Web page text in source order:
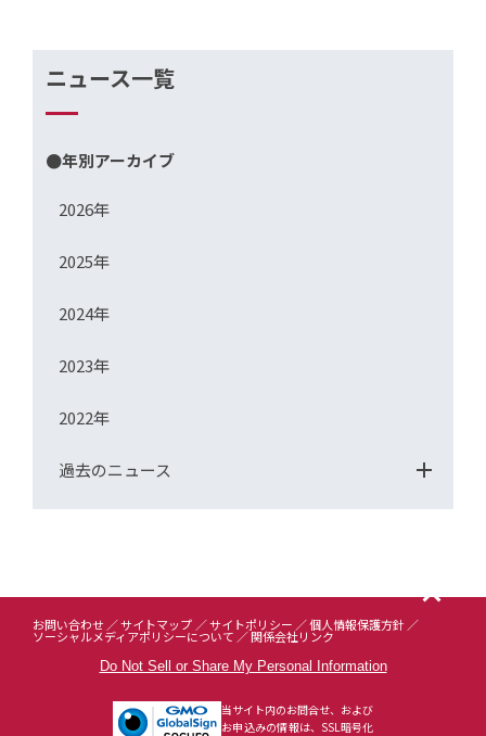
ニュース一覧
●年別アーカイブ
2026年
2025年
2024年
2023年
2022年
過去のニュース
お問い合わせ サイトマップ サイトポリシー 個人情報保護方針
ソーシャルメディアポリシーについて 関係会社リンク
Do Not Sell or Share My Personal Information
当サイト内のお問合せ、および
お申込みの情報は、SSL暗号化